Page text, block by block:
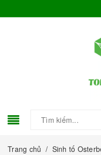
Trang chủ / Sinh tố